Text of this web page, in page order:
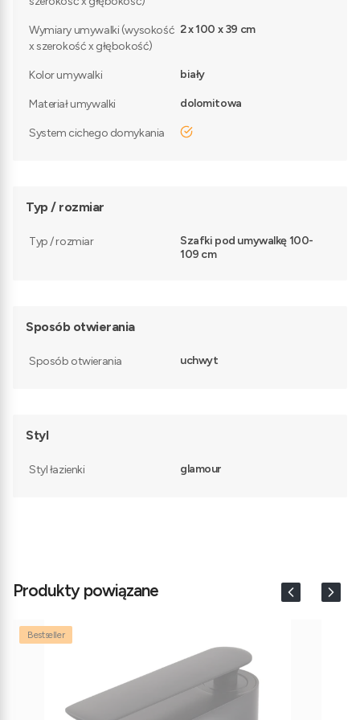
Wymiary umywalki (wysokość
x szerokość x głębokość)
2 x 100 x 39 cm
Kolor umywalki biały
Materiał umywalki dolomitowa
System cichego domykania tak
Typ / rozmiar
Typ / rozmiar
Szafki pod umywalkę 100-
109 cm
Sposób otwierania
Sposób otwierania uchwyt
Styl
Styl łazienki glamour
Produkty powiązane
Bestseller